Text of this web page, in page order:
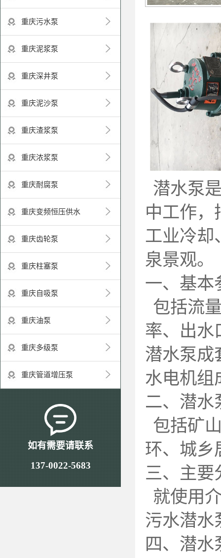
重庆污水泵
重庆泥浆泵
重庆深井泵
重庆泥沙泵
重庆渣浆泵
重庆浓浆泵
重庆耐腐泵
重庆变频恒压供水
重庆齿轮泵
重庆柱塞泵
重庆自吸泵
重庆油泵
重庆多级泵
重庆管道增压泵
如有需要请联系
137-0022-5683
潜水泵
中工作，
工业冷却
泉景观。
一、基本
包括流
率、出水
潜水泵成
水电机组
二、潜水
包括矿
环、城乡
三、主要
就使用
污水潜水
四、潜水